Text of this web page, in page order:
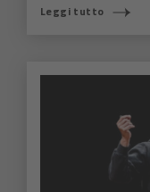
Leggi tutto